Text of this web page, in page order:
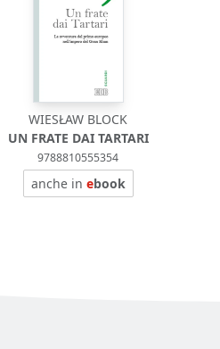
WIESŁAW BLOCK
UN FRATE DAI TARTARI
9788810555354
anche in ebook